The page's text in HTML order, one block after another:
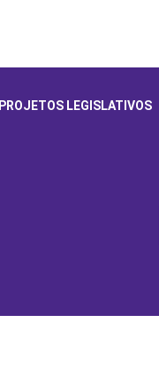
PROJETOS LEGISLATIVOS